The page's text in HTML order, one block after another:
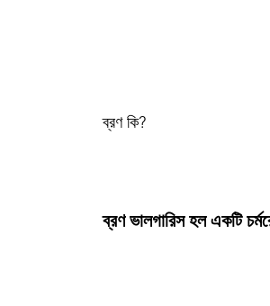
ব্রণ কি?
ব্রণ ভালগারিস হল একটি